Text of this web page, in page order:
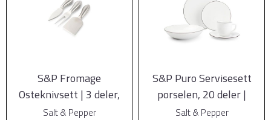
S&P Fromage
Osteknivsett | 3 deler,
Silver
Salt & Pepper
S&P Puro Servisesett
porselen, 20 deler |
Hvitt
Salt & Pepper